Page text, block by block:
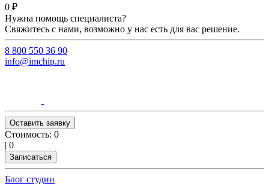
0 ₽
Нужна помощь специалиста?
Свяжитесь с нами, возможно у нас есть для вас решение.
8 800 550 36 90
info@imchip.ru
Оставить заявку
Стоимость: 0
| 0
Записаться
Блог студии